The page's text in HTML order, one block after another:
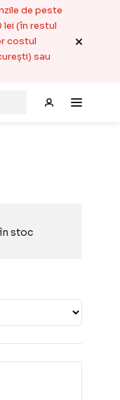
de peste
lei (în restul
costul
sau
stoc